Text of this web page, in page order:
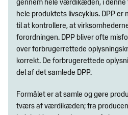
gennem hele værdikæden, i denne
hele produktets livscyklus. DPP er
til at kontrollere, at
forordningen. DPP bliver ofte
over forbrugerrettede
korrekt. De forbrugerettede
del af det samlede DPP.
Formålet er at samle og gøre
tværs af værdikæden; fra